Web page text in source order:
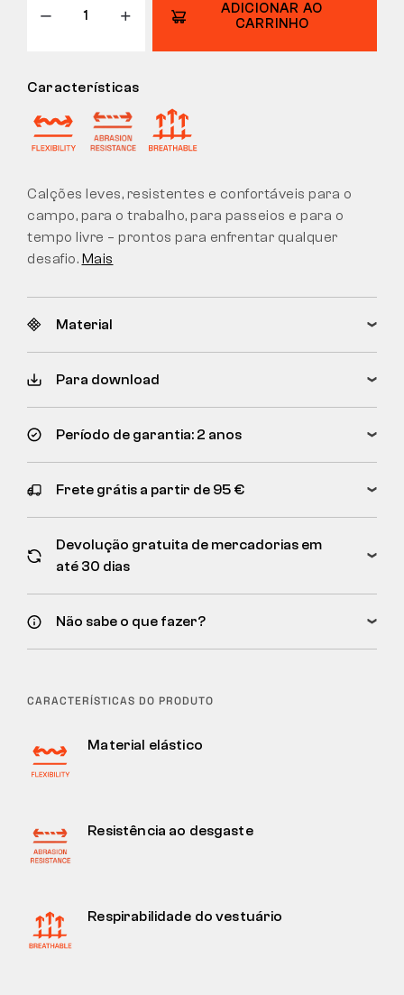
ADICIONAR AO
CARRINHO
Características
Calções leves, resistentes e confortáveis para o
campo, para o trabalho, para passeios e para o
tempo livre – prontos para enfrentar qualquer
desafio. Mais
Material
Para download
Período de garantia: 2 anos
Frete grátis a partir de 95 €
Devolução gratuita de mercadorias em
até 30 dias
Não sabe o que fazer?
CARACTERÍSTICAS DO PRODUTO
Material elástico
Resistência ao desgaste
Respirabilidade do vestuário